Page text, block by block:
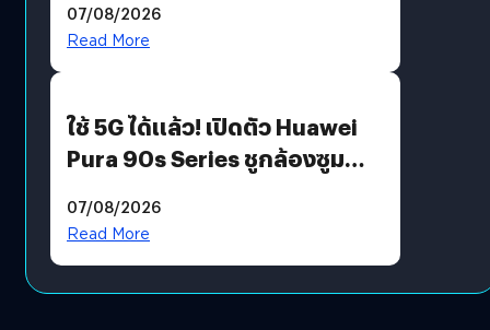
บริโภคและ B2B
07/08/2026
Read More
ใช้ 5G ได้แล้ว! เปิดตัว Huawei
Pura 90s Series ชูกล้องซูม
07/08/2026
Read More